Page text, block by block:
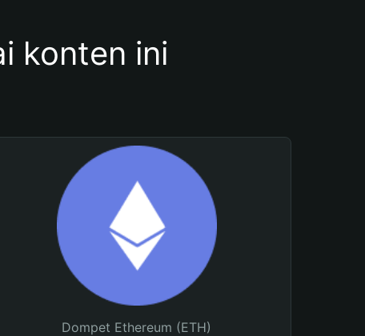
konten ini
Dompet Ethereum (ETH)